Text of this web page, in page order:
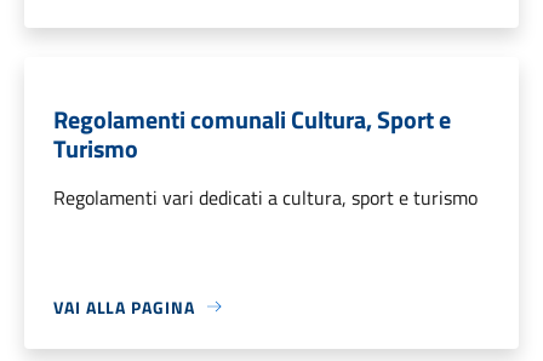
Regolamenti comunali Cultura, Sport e
Turismo
Regolamenti vari dedicati a cultura, sport e turismo
VAI ALLA PAGINA